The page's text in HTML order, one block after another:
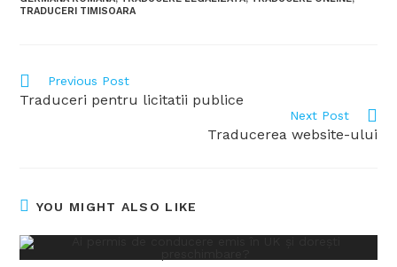
TRADUCERI TIMISOARA
Previous Post
Traduceri pentru licitatii publice
Next Post
Traducerea website-ului
YOU MIGHT ALSO LIKE